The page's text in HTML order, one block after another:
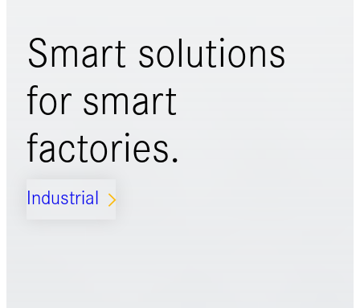
Smart solutions
for smart
factories.
Industrial ARROW_FORWARD_IOS